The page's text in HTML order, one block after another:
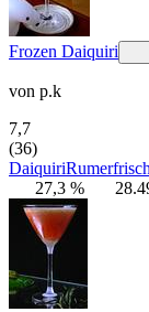
Frozen Daiquiri
von p.k
7,7
(36)
DaiquiriRum
27,3 %